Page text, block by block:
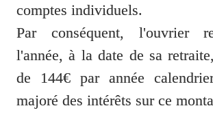
comptes individuels.
Par conséquent, l'ouvrier
l'année, à la date de sa
de 144€ par année
majoré des intérêts sur ce